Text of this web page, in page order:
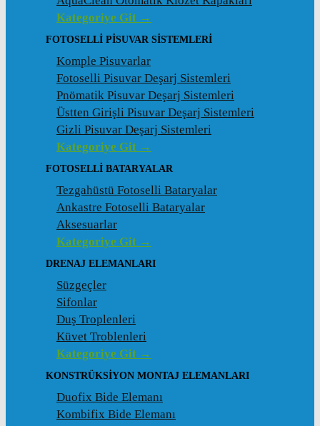
Kategoriye Git →
FOTOSELLI PISUVAR SISTEMLERI
Komple Pisuvarlar
Fotoselli Pisuvar Deşarj Sistemleri
Pnömatik Pisuvar Deşarj Sistemleri
Üstten Girişli Pisuvar Deşarj Sistemleri
Gizli Pisuvar Deşarj Sistemleri
Kategoriye Git →
FOTOSELLI BATARYALAR
Tezgahüstü Fotoselli Bataryalar
Ankastre Fotoselli Bataryalar
Aksesuarlar
Kategoriye Git →
DRENAJ ELEMANLARI
Süzgeçler
Sifonlar
Duş Troplenleri
Küvet Troblenleri
Kategoriye Git →
KONSTRÜKSIYON MONTAJ ELEMANLARI
Duofix Bide Elemanı
Kombifix Bide Elemanı